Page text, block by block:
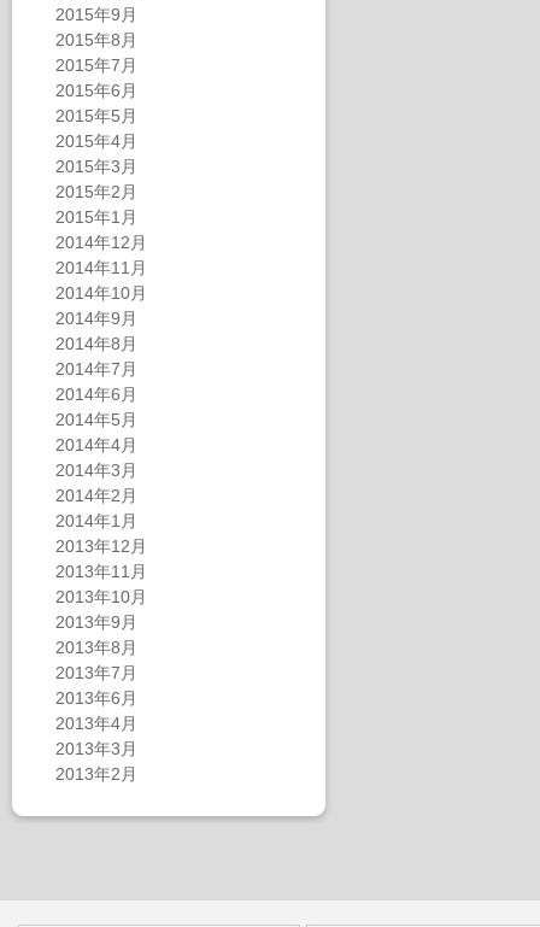
2015年9月
2015年8月
2015年7月
2015年6月
2015年5月
2015年4月
2015年3月
2015年2月
2015年1月
2014年12月
2014年11月
2014年10月
2014年9月
2014年8月
2014年7月
2014年6月
2014年5月
2014年4月
2014年3月
2014年2月
2014年1月
2013年12月
2013年11月
2013年10月
2013年9月
2013年8月
2013年7月
2013年6月
2013年4月
2013年3月
2013年2月